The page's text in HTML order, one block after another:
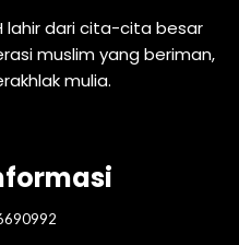
lahir dari cita-cita besar
muslim yang beriman,
mulia.